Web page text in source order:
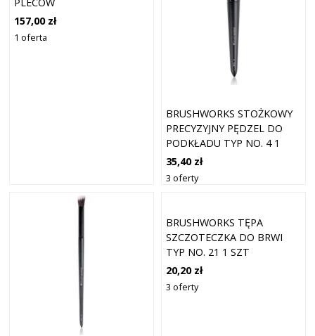
157,00 zł
1 oferta
BRUSHWORKS STOŻKOWY
PRECYZYJNY PĘDZEL DO
PODKŁADU TYP NO. 4 1
SZT
35,40 zł
3 oferty
BRUSHWORKS TĘPA
SZCZOTECZKA DO BRWI
TYP NO. 21 1 SZT
20,20 zł
3 oferty